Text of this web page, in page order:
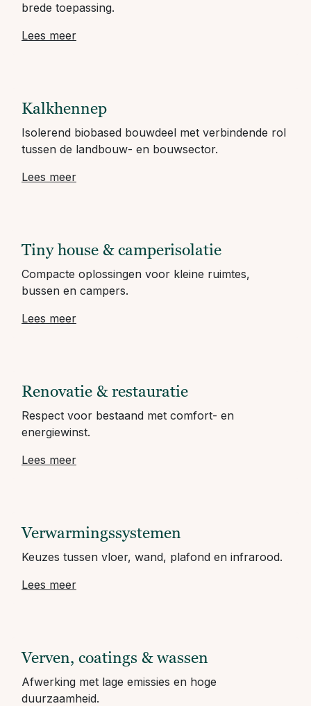
brede toepassing.
Lees meer
Kalkhennep
Isolerend biobased bouwdeel met verbindende rol
tussen de landbouw- en bouwsector.
Lees meer
Tiny house & camperisolatie
Compacte oplossingen voor kleine ruimtes,
bussen en campers.
Lees meer
Renovatie & restauratie
Respect voor bestaand met comfort- en
energiewinst.
Lees meer
Verwarmingssystemen
Keuzes tussen vloer, wand, plafond en infrarood.
Lees meer
Verven, coatings & wassen
Afwerking met lage emissies en hoge
duurzaamheid.